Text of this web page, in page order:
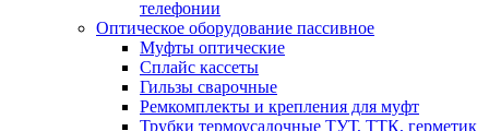
телефонии
Оптическое оборудование пассивное
Муфты оптические
Сплайс кассеты
Гильзы сварочные
Ремкомплекты и крепления для муфт
Трубки термоусадочные ТУТ, ТТК, герметик